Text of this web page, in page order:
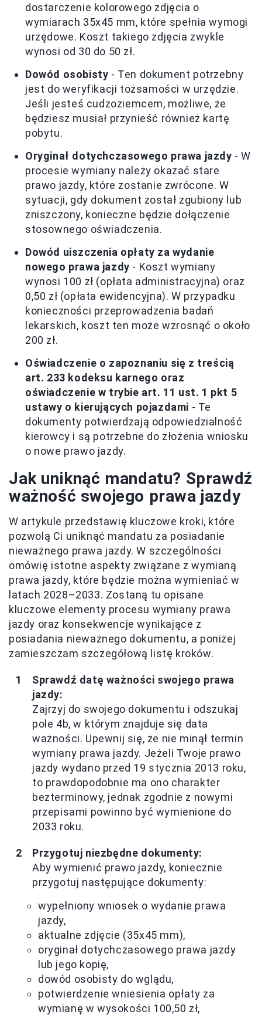
dostarczenie kolorowego zdjęcia o
wymiarach 35x45 mm, które spełnia wymogi
urzędowe. Koszt takiego zdjęcia zwykle
wynosi od 30 do 50 zł.
Dowód osobisty - Ten dokument potrzebny
jest do weryfikacji tożsamości w urzędzie.
Jeśli jesteś cudzoziemcem, możliwe, że
będziesz musiał przynieść również kartę
pobytu.
Oryginał dotychczasowego prawa jazdy - W
procesie wymiany należy okazać stare
prawo jazdy, które zostanie zwrócone. W
sytuacji, gdy dokument został zgubiony lub
zniszczony, konieczne będzie dołączenie
stosownego oświadczenia.
Dowód uiszczenia opłaty za wydanie
nowego prawa jazdy - Koszt wymiany
wynosi 100 zł (opłata administracyjna) oraz
0,50 zł (opłata ewidencyjna). W przypadku
konieczności przeprowadzenia badań
lekarskich, koszt ten może wzrosnąć o około
200 zł.
Oświadczenie o zapoznaniu się z treścią
art. 233 kodeksu karnego oraz
oświadczenie w trybie art. 11 ust. 1 pkt 5
ustawy o kierujących pojazdami - Te
dokumenty potwierdzają odpowiedzialność
kierowcy i są potrzebne do złożenia wniosku
o nowe prawo jazdy.
Jak uniknąć mandatu? Sprawdź
ważność swojego prawa jazdy
W artykule przedstawię kluczowe kroki, które
pozwolą Ci uniknąć mandatu za posiadanie
nieważnego prawa jazdy. W szczególności
omówię istotne aspekty związane z wymianą
prawa jazdy, które będzie można wymieniać w
latach 2028–2033. Zostaną tu opisane
kluczowe elementy procesu wymiany prawa
jazdy oraz konsekwencje wynikające z
posiadania nieważnego dokumentu, a poniżej
zamieszczam szczegółową listę kroków.
Sprawdź datę ważności swojego prawa
jazdy:
Zajrzyj do swojego dokumentu i odszukaj
pole 4b, w którym znajduje się data
ważności. Upewnij się, że nie minął termin
wymiany prawa jazdy. Jeżeli Twoje prawo
jazdy wydano przed 19 stycznia 2013 roku,
to prawdopodobnie ma ono charakter
bezterminowy, jednak zgodnie z nowymi
przepisami powinno być wymienione do
2033 roku.
Przygotuj niezbędne dokumenty:
Aby wymienić prawo jazdy, koniecznie
przygotuj następujące dokumenty:
wypełniony wniosek o wydanie prawa
jazdy,
aktualne zdjęcie (35x45 mm),
oryginał dotychczasowego prawa jazdy
lub jego kopię,
dowód osobisty do wglądu,
potwierdzenie wniesienia opłaty za
wymianę w wysokości 100,50 zł,